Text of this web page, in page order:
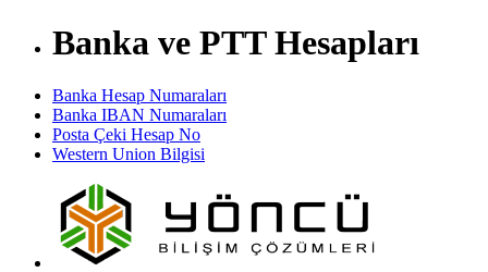
Banka ve PTT Hesapları
Banka Hesap Numaraları
Banka IBAN Numaraları
Posta Çeki Hesap No
Western Union Bilgisi